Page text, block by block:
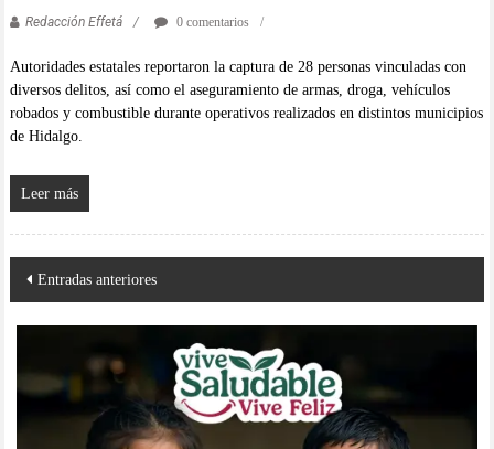
Redacción Effetá 0 comentarios
Autoridades estatales reportaron la captura de 28 personas vinculadas con
diversos delitos, así como el aseguramiento de armas, droga, vehículos
robados y combustible durante operativos realizados en distintos municipios
de Hidalgo.
Leer más
Navegación
de
entradas
Entradas anteriores